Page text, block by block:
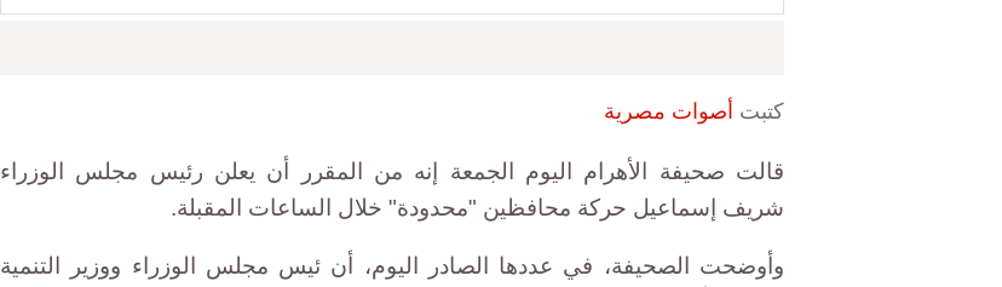
كتبت أصوات مصرية
قالت صحيفة الأهرام اليوم الجمعة إنه من المقرر أن يعلن رئيس مجلس الوزراء
شريف إسماعيل حركة محافظين "محدودة" خلال الساعات المقبلة.
وأوضحت الصحيفة، في عددها الصادر اليوم، أن ئيس مجلس الوزراء ووزير التنمية